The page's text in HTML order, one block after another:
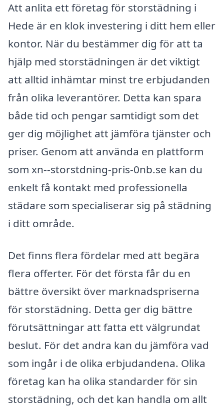
Att anlita ett företag för storstädning i
Hede är en klok investering i ditt hem eller
kontor. När du bestämmer dig för att ta
hjälp med storstädningen är det viktigt
att alltid inhämtar minst tre erbjudanden
från olika leverantörer. Detta kan spara
både tid och pengar samtidigt som det
ger dig möjlighet att jämföra tjänster och
priser. Genom att använda en plattform
som xn--storstdning-pris-0nb.se kan du
enkelt få kontakt med professionella
städare som specialiserar sig på städning
i ditt område.
Det finns flera fördelar med att begära
flera offerter. För det första får du en
bättre översikt över marknadspriserna
för storstädning. Detta ger dig bättre
förutsättningar att fatta ett välgrundat
beslut. För det andra kan du jämföra vad
som ingår i de olika erbjudandena. Olika
företag kan ha olika standarder för sin
storstädning, och det kan handla om allt